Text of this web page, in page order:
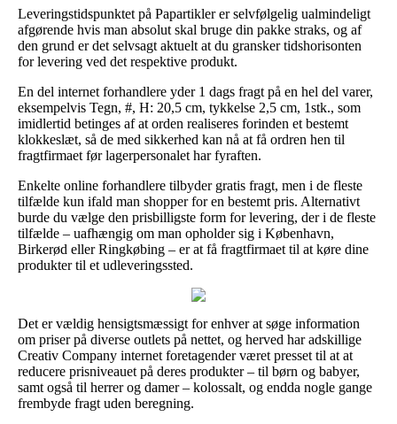
Leveringstidspunktet på Papartikler er selvfølgelig ualmindeligt
afgørende hvis man absolut skal bruge din pakke straks, og af
den grund er det selvsagt aktuelt at du gransker tidshorisonten
for levering ved det respektive produkt.
En del internet forhandlere yder 1 dags fragt på en hel del varer,
eksempelvis Tegn, #, H: 20,5 cm, tykkelse 2,5 cm, 1stk., som
imidlertid betinges af at orden realiseres forinden et bestemt
klokkeslæt, så de med sikkerhed kan nå at få ordren hen til
fragtfirmaet før lagerpersonalet har fyraften.
Enkelte online forhandlere tilbyder gratis fragt, men i de fleste
tilfælde kun ifald man shopper for en bestemt pris. Alternativt
burde du vælge den prisbilligste form for levering, der i de fleste
tilfælde – uafhængig om man opholder sig i København,
Birkerød eller Ringkøbing – er at få fragtfirmaet til at køre dine
produkter til et udleveringssted.
Det er vældig hensigtsmæssigt for enhver at søge information
om priser på diverse outlets på nettet, og herved har adskillige
Creativ Company internet foretagender været presset til at at
reducere prisniveauet på deres produkter – til børn og babyer,
samt også til herrer og damer – kolossalt, og endda nogle gange
frembyde fragt uden beregning.